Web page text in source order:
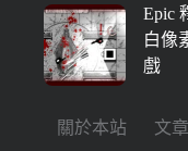
Epic
白像
戲
關於本站 文